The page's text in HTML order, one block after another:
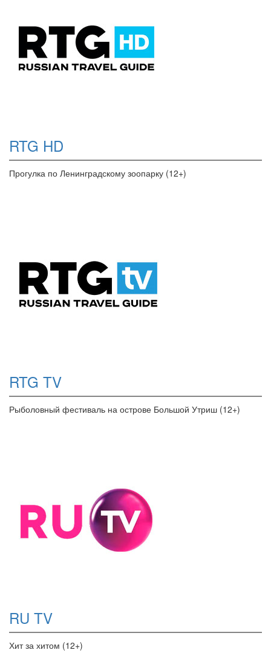
RTG HD
Прогулка по Ленинградскому зоопарку (12+)
RTG TV
Рыболовный фестиваль на острове Большой Утриш (12+)
RU TV
Хит за хитом (12+)